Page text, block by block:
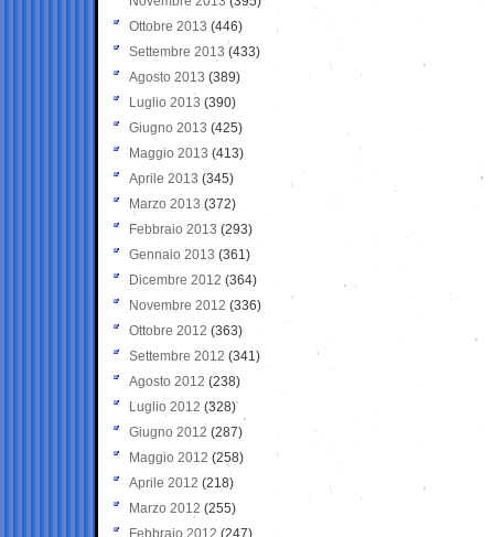
Ottobre 2013 (446)
Settembre 2013 (433)
Agosto 2013 (389)
Luglio 2013 (390)
Giugno 2013 (425)
Maggio 2013 (413)
Aprile 2013 (345)
Marzo 2013 (372)
Febbraio 2013 (293)
Gennaio 2013 (361)
Dicembre 2012 (364)
Novembre 2012 (336)
Ottobre 2012 (363)
Settembre 2012 (341)
Agosto 2012 (238)
Luglio 2012 (328)
Giugno 2012 (287)
Maggio 2012 (258)
Aprile 2012 (218)
Marzo 2012 (255)
Febbraio 2012 (247)